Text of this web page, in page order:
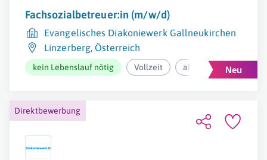
Fachsozialbetreuer:in (m/w/d)
Evangelisches Diakoniewerk Gallneukirchen
Linzerberg, Österreich
kein Lebenslauf nötig Vollzeit ab 2.974,60€ pro
Direktbewerbung